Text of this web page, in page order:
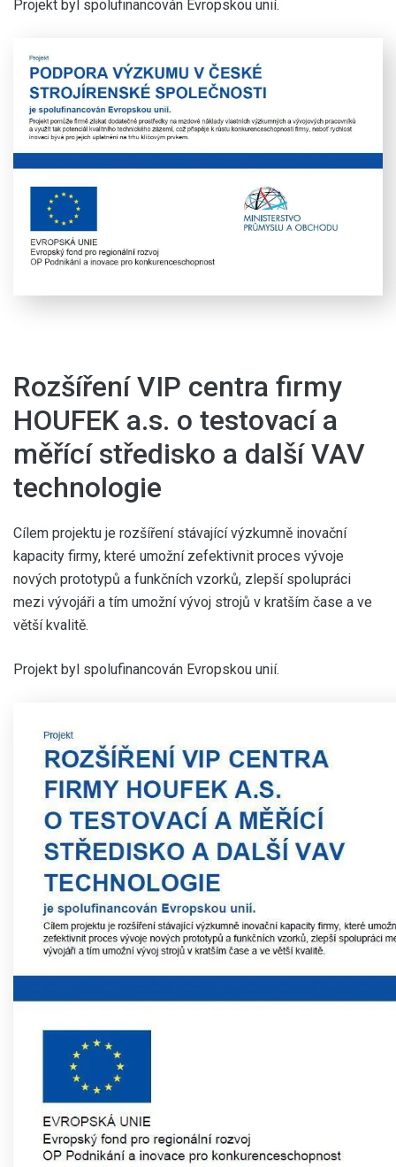
Projekt byl spolufinancován Evropskou unií.
Rozšíření VIP centra firmy
HOUFEK a.s. o testovací a
měřící středisko a další VAV
technologie
Cílem projektu je rozšíření stávající výzkumně inovační
kapacity firmy, které umožní zefektivnit proces vývoje
nových prototypů a funkčních vzorků, zlepší spolupráci
mezi vývojáři a tím umožní vývoj strojů v kratším čase a ve
větší kvalitě.
Projekt byl spolufinancován Evropskou unií.